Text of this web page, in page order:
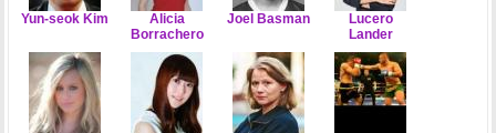
Yun-seok Kim
Alicia
Borrachero
Joel Basman
Lucero
Lander